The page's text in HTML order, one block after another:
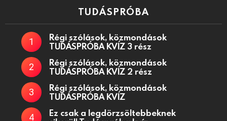
TUDÁSPRÓBA
Régi szólások, közmondások
TUDÁSPRÓBA KVÍZ 3 rész
Régi szólások, közmondások
TUDÁSPRÓBA KVÍZ 2 rész
Régi szólások, közmondások
TUDÁSPRÓBA KVÍZ
Ez csak a legdörzsöltebbeknek